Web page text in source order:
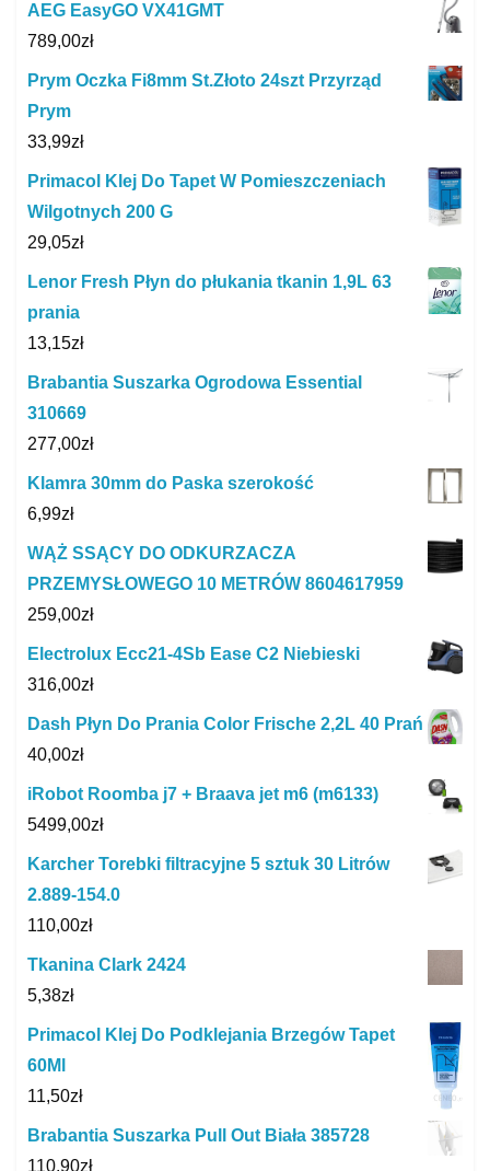
AEG EasyGO VX41GMT
789,00zł
Prym Oczka Fi8mm St.Złoto 24szt Przyrząd
Prym
33,99zł
Primacol Klej Do Tapet W Pomieszczeniach
Wilgotnych 200 G
29,05zł
Lenor Fresh Płyn do płukania tkanin 1,9L 63
prania
13,15zł
Brabantia Suszarka Ogrodowa Essential
310669
277,00zł
Klamra 30mm do Paska szerokość
6,99zł
WĄŻ SSĄCY DO ODKURZACZA
PRZEMYSŁOWEGO 10 METRÓW 8604617959
259,00zł
Electrolux Ecc21-4Sb Ease C2 Niebieski
316,00zł
Dash Płyn Do Prania Color Frische 2,2L 40 Prań
40,00zł
iRobot Roomba j7 + Braava jet m6 (m6133)
5499,00zł
Karcher Torebki filtracyjne 5 sztuk 30 Litrów
2.889-154.0
110,00zł
Tkanina Clark 2424
5,38zł
Primacol Klej Do Podklejania Brzegów Tapet
60Ml
11,50zł
Brabantia Suszarka Pull Out Biała 385728
110,90zł